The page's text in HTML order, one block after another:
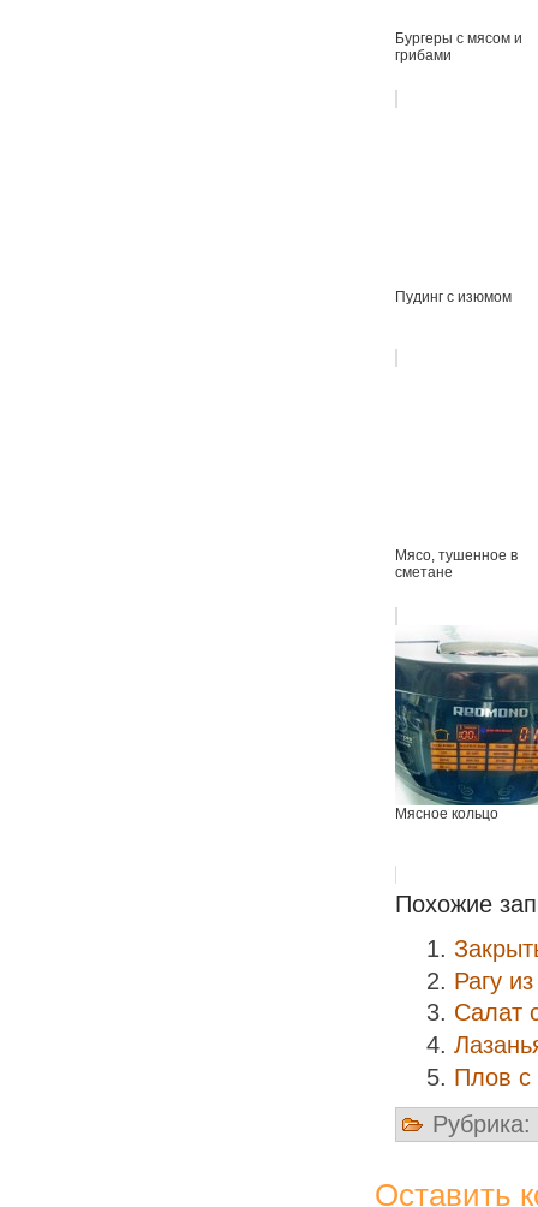
Бургеры с мясом и
грибами
Пудинг с изюмом
Мясо, тушенное в
сметане
Мясное кольцо
Похожие
Рагу
Салат
Плов с
Рубрика:
Оставить